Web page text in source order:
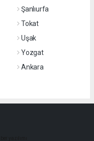
Şanlıurfa
Tokat
Uşak
Yozgat
Ankara